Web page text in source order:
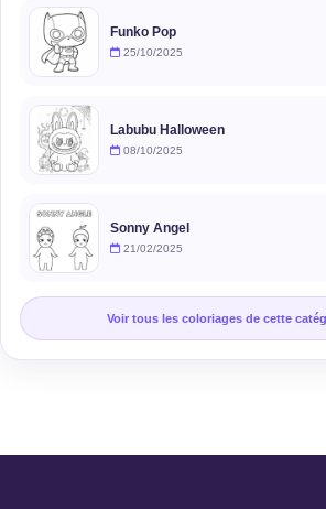
Funko Pop
25/10/2025
Labubu Halloween
08/10/2025
Sonny Angel
21/02/2025
Voir tous les coloriages de cette